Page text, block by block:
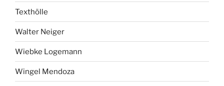
Texthölle
Walter Neiger
Wiebke Logemann
Wingel Mendoza